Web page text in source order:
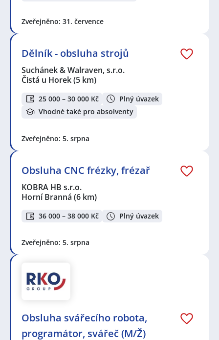
Zveřejněno: 31. července
Dělník - obsluha strojů
Suchánek & Walraven, s.r.o.
Čistá u Horek(5 km)
25 000 – 30 000 Kč
Plný úvazek
Vhodné také pro absolventy
Zveřejněno: 5. srpna
Obsluha CNC frézky, frézař
KOBRA HB s.r.o.
Horní Branná (6 km)
36 000 – 38 000 Kč Plný úvazek
Zveřejněno: 5. srpna
Obsluha svářecího robota,
programátor, svářeč (M/Ž)